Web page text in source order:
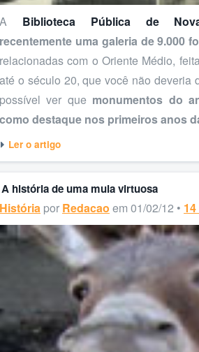
A Biblioteca Pública de
recentemente uma galeria de 9.000
relacionadas com o Oriente Médio,
até o século 20, que você não deveria
possível ver que monumentos do
como destaque nos primeiros anos
Ler o artigo
A história de uma mula virtuosa
História por Redacao em 01/02/12 •